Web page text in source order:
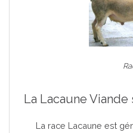
La Lacaune
La race Lacaune est